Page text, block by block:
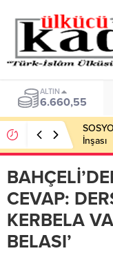
BIST
13.779,39
İnşası
CEVAP:
KERBELA
BELASI’